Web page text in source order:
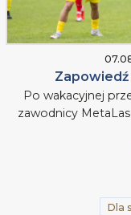
Zapowiedź
Po wakacyjnej
zawodnicy
Dla